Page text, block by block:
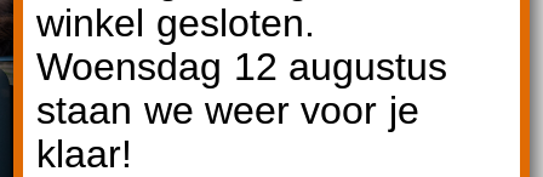
winkel gesloten.
Woensdag 12 augustus
staan we weer voor je
klaar!